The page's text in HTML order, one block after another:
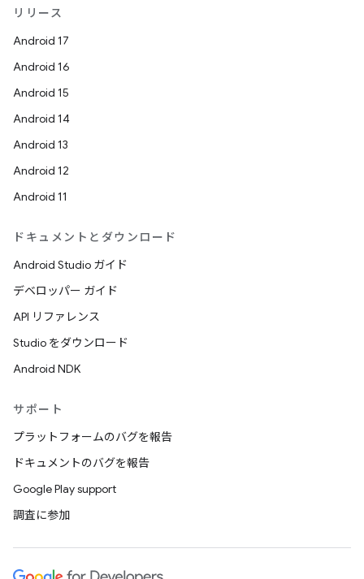
リリース
Android 17
Android 16
Android 15
Android 14
Android 13
Android 12
Android 11
ドキュメントとダウンロード
Android Studio ガイド
デベロッパー ガイド
API リファレンス
Studio をダウンロード
Android NDK
サポート
プラットフォームのバグを報告
ドキュメントのバグを報告
Google Play support
調査に参加